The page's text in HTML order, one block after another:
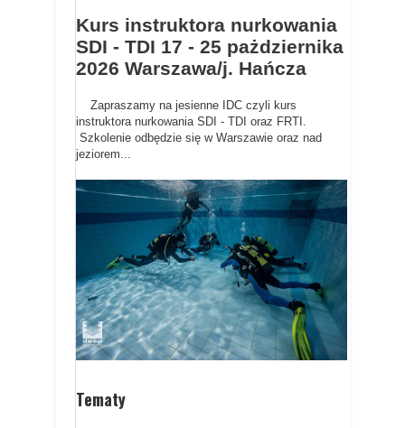
Kurs instruktora nurkowania
SDI - TDI 17 - 25 pażdziernika
2026 Warszawa/j. Hańcza
Zapraszamy na jesienne IDC czyli kurs
instruktora nurkowania SDI - TDI oraz FRTI.
Szkolenie odbędzie się w Warszawie oraz nad
jeziorem...
Tematy